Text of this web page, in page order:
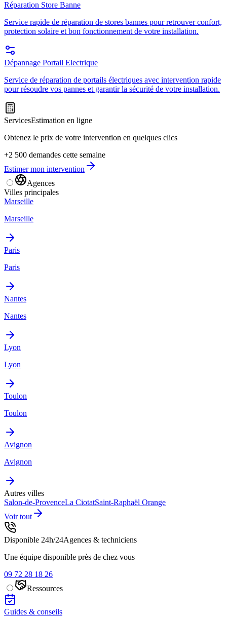
Réparation Store Banne
Service rapide de réparation de stores bannes pour retrouver confort,
protection solaire et bon fonctionnement de votre installation.
Dépannage Portail Electrique
Service de réparation de portails électriques avec intervention rapide
pour résoudre vos pannes et garantir la sécurité de votre installation.
ServicesEstimation en ligne
Obtenez le prix de votre intervention en quelques clics
+2 500 demandes cette semaine
Estimer mon intervention
Agences
Villes principales
Marseille
Marseille
Paris
Paris
Nantes
Nantes
Lyon
Lyon
Toulon
Toulon
Avignon
Avignon
Autres villes
Salon-de-ProvenceLa CiotatSaint-Raphaël Orange
Voir tout
Disponible 24h/24Agences & techniciens
Une équipe disponible près de chez vous
09 72 28 18 26
Ressources
Guides & conseils